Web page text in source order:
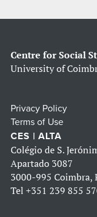
Centre for Social
University of
Privacy Policy
Terms of Use
CES | ALTA
Colégio de S.
Apartado 3087
3000-995 Coimbra,
Tel +351 239 855